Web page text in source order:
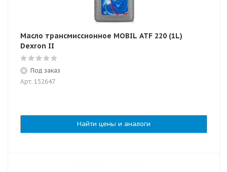
Масло трансмиссионное MOBIL ATF 220 (1L)
Dexron II
Под заказ
Арт: 152647
Найти цены и аналоги